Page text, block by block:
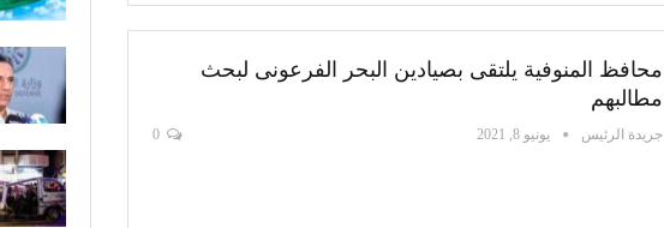
محافظ المنوفية يلتقى بصيادين البحر الفرعونى لبحث
مطالبهم
جريدة الرئيس يونيو 8, 2021